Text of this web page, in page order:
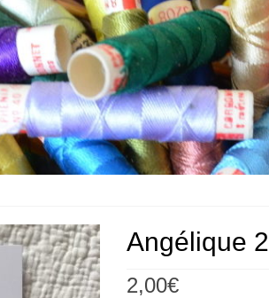
Angélique 2
2,00€